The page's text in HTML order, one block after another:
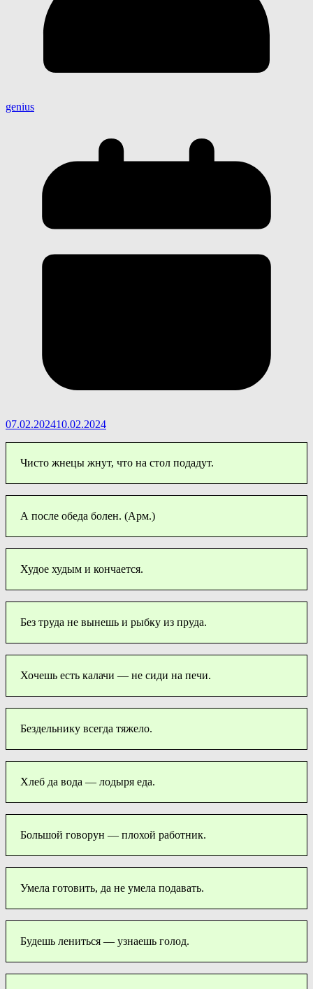
genius
07.02.202410.02.2024
Чисто жнецы жнут, что на стол подадут.
А после обеда болен. (Арм.)
Худое худым и кончается.
Без труда не вынешь и рыбку из пруда.
Хочешь есть калачи — не сиди на печи.
Бездельнику всегда тяжело.
Хлеб да вода — лодыря еда.
Большой говорун — плохой работник.
Умела готовить, да не умела подавать.
Будешь лениться — узнаешь голод.